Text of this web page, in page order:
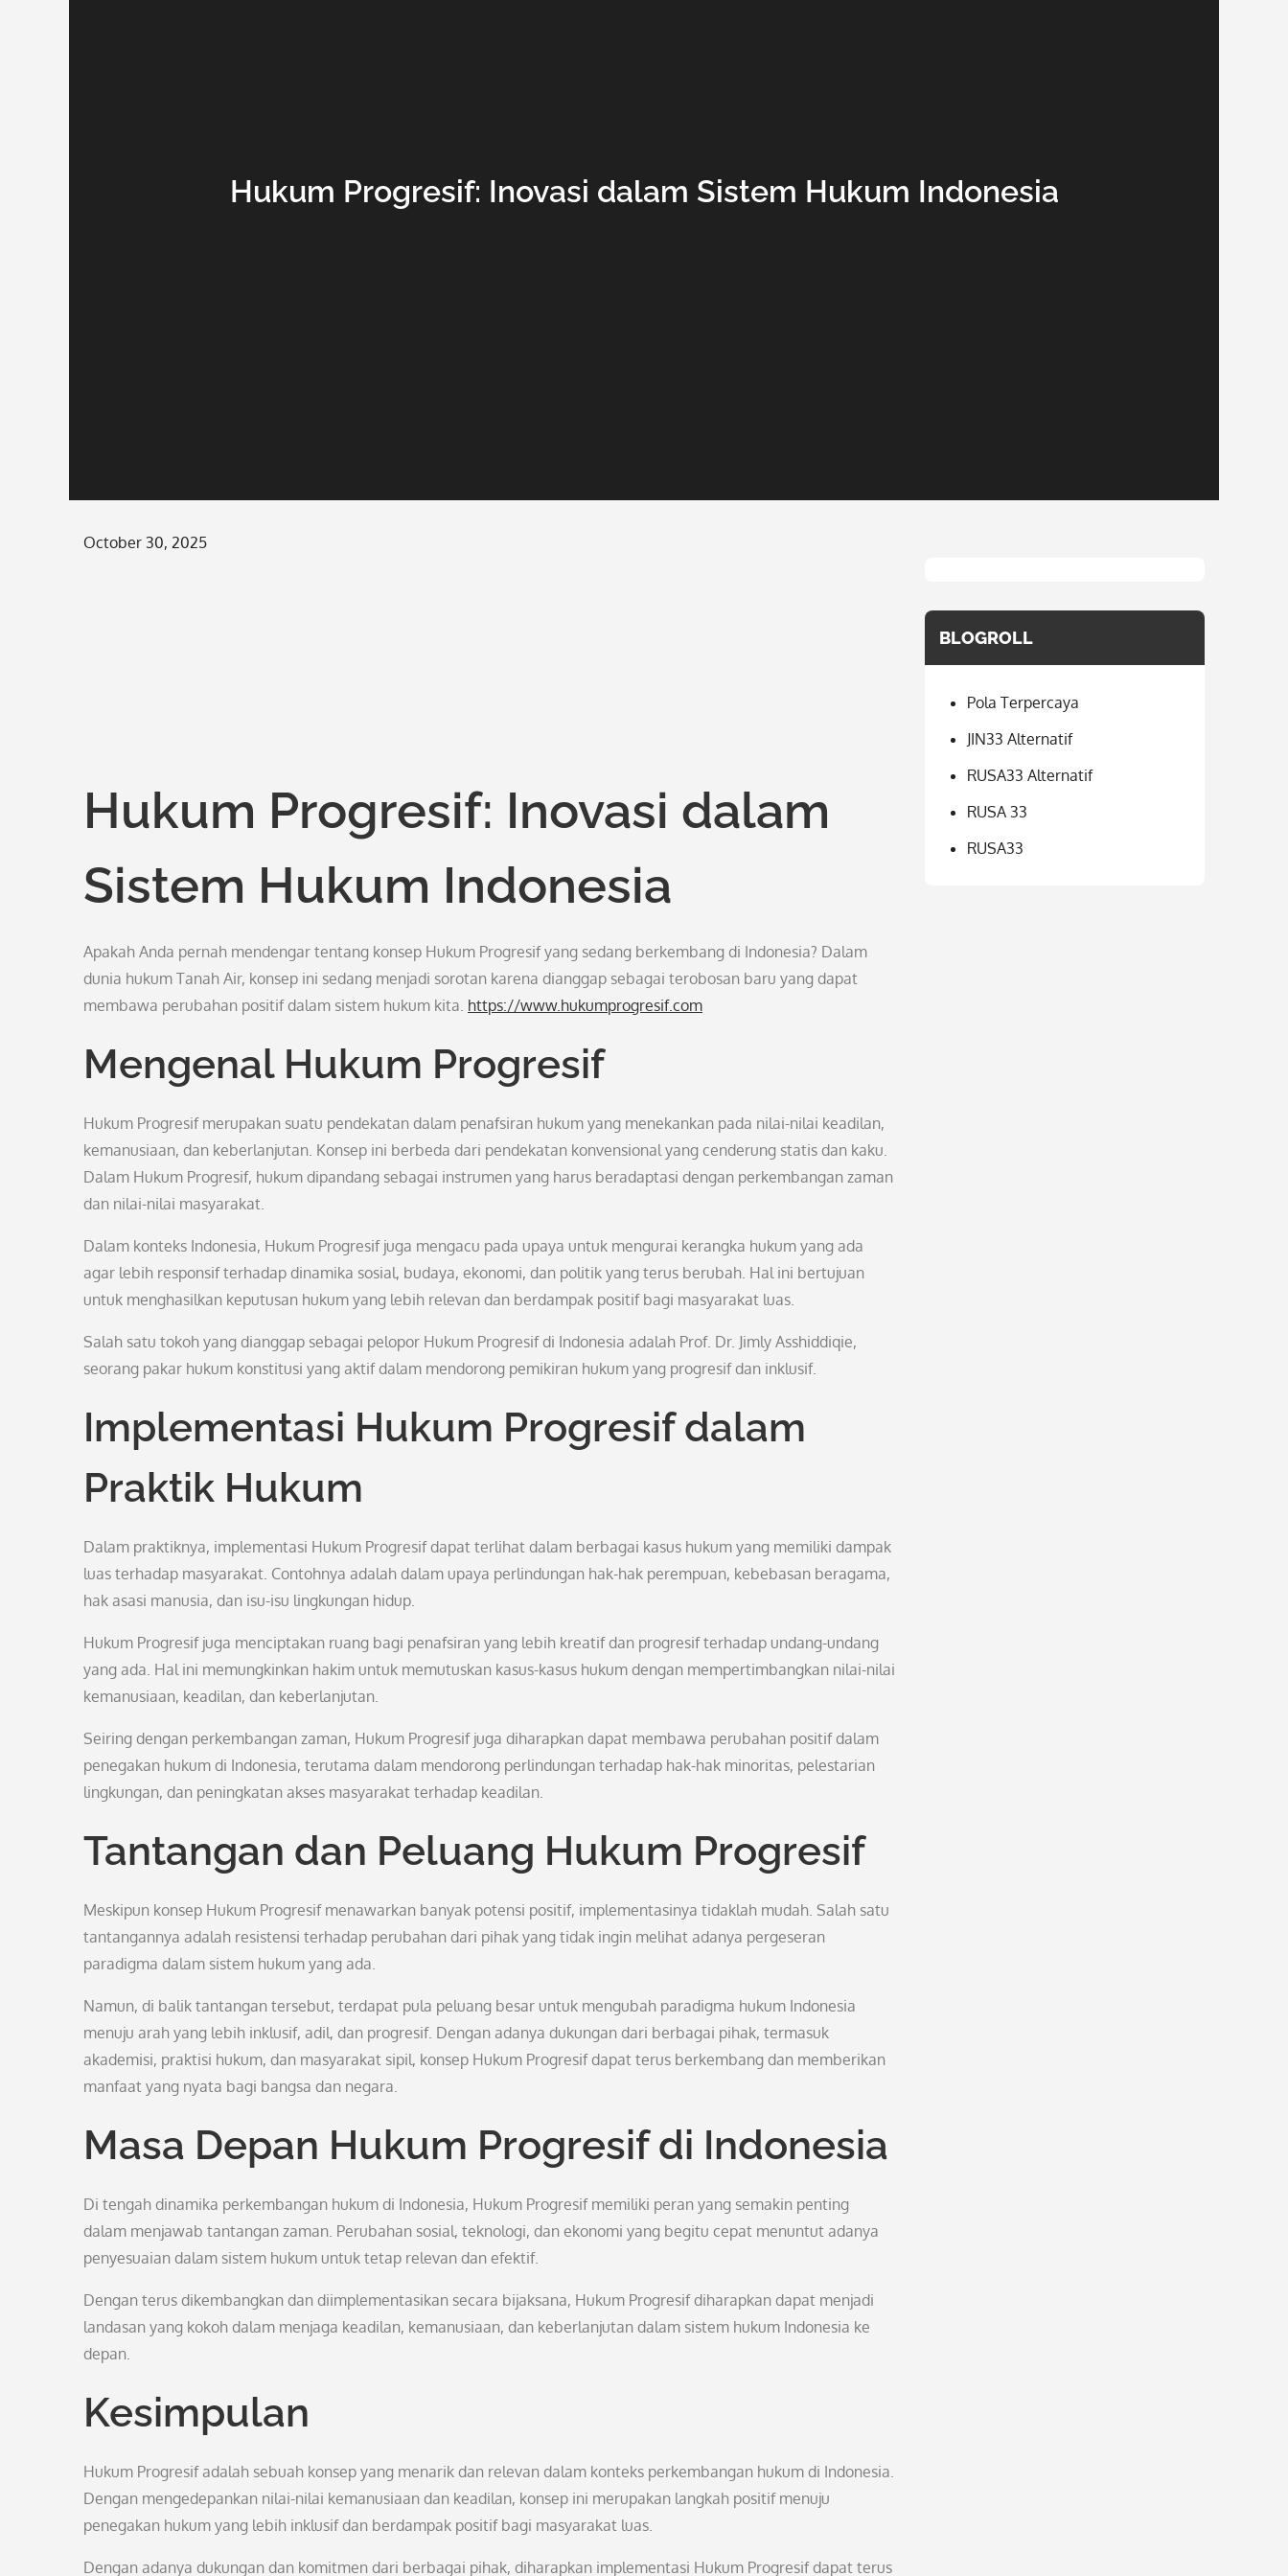
Hukum Progresif: Inovasi dalam Sistem Hukum Indonesia
Posted
October 30, 2025
Hukum Progresif: Inovasi dalam
Sistem Hukum Indonesia
Apakah Anda pernah mendengar tentang konsep Hukum Progresif yang sedang berkembang di Indonesia? Dalam
dunia hukum Tanah Air, konsep ini sedang menjadi sorotan karena dianggap sebagai terobosan baru yang dapat
membawa perubahan positif dalam sistem hukum kita. https://www.hukumprogresif.com
Mengenal Hukum Progresif
Hukum Progresif merupakan suatu pendekatan dalam penafsiran hukum yang menekankan pada nilai-nilai keadilan,
kemanusiaan, dan keberlanjutan. Konsep ini berbeda dari pendekatan konvensional yang cenderung statis dan kaku.
Dalam Hukum Progresif, hukum dipandang sebagai instrumen yang harus beradaptasi dengan perkembangan zaman
dan nilai-nilai masyarakat.
Dalam konteks Indonesia, Hukum Progresif juga mengacu pada upaya untuk mengurai kerangka hukum yang ada
agar lebih responsif terhadap dinamika sosial, budaya, ekonomi, dan politik yang terus berubah. Hal ini bertujuan
untuk menghasilkan keputusan hukum yang lebih relevan dan berdampak positif bagi masyarakat luas.
Salah satu tokoh yang dianggap sebagai pelopor Hukum Progresif di Indonesia adalah Prof. Dr. Jimly Asshiddiqie,
seorang pakar hukum konstitusi yang aktif dalam mendorong pemikiran hukum yang progresif dan inklusif.
Implementasi Hukum Progresif dalam
Praktik Hukum
Dalam praktiknya, implementasi Hukum Progresif dapat terlihat dalam berbagai kasus hukum yang memiliki dampak
luas terhadap masyarakat. Contohnya adalah dalam upaya perlindungan hak-hak perempuan, kebebasan beragama,
hak asasi manusia, dan isu-isu lingkungan hidup.
Hukum Progresif juga menciptakan ruang bagi penafsiran yang lebih kreatif dan progresif terhadap undang-undang
yang ada. Hal ini memungkinkan hakim untuk memutuskan kasus-kasus hukum dengan mempertimbangkan nilai-nilai
kemanusiaan, keadilan, dan keberlanjutan.
Seiring dengan perkembangan zaman, Hukum Progresif juga diharapkan dapat membawa perubahan positif dalam
penegakan hukum di Indonesia, terutama dalam mendorong perlindungan terhadap hak-hak minoritas, pelestarian
lingkungan, dan peningkatan akses masyarakat terhadap keadilan.
Tantangan dan Peluang Hukum Progresif
Meskipun konsep Hukum Progresif menawarkan banyak potensi positif, implementasinya tidaklah mudah. Salah satu
tantangannya adalah resistensi terhadap perubahan dari pihak yang tidak ingin melihat adanya pergeseran
paradigma dalam sistem hukum yang ada.
Namun, di balik tantangan tersebut, terdapat pula peluang besar untuk mengubah paradigma hukum Indonesia
menuju arah yang lebih inklusif, adil, dan progresif. Dengan adanya dukungan dari berbagai pihak, termasuk
akademisi, praktisi hukum, dan masyarakat sipil, konsep Hukum Progresif dapat terus berkembang dan memberikan
manfaat yang nyata bagi bangsa dan negara.
Masa Depan Hukum Progresif di Indonesia
Di tengah dinamika perkembangan hukum di Indonesia, Hukum Progresif memiliki peran yang semakin penting
dalam menjawab tantangan zaman. Perubahan sosial, teknologi, dan ekonomi yang begitu cepat menuntut adanya
penyesuaian dalam sistem hukum untuk tetap relevan dan efektif.
Dengan terus dikembangkan dan diimplementasikan secara bijaksana, Hukum Progresif diharapkan dapat menjadi
landasan yang kokoh dalam menjaga keadilan, kemanusiaan, dan keberlanjutan dalam sistem hukum Indonesia ke
depan.
Kesimpulan
Hukum Progresif adalah sebuah konsep yang menarik dan relevan dalam konteks perkembangan hukum di Indonesia.
Dengan mengedepankan nilai-nilai kemanusiaan dan keadilan, konsep ini merupakan langkah positif menuju
penegakan hukum yang lebih inklusif dan berdampak positif bagi masyarakat luas.
Dengan adanya dukungan dan komitmen dari berbagai pihak, diharapkan implementasi Hukum Progresif dapat terus
BLOGROLL
Pola Terpercaya
JIN33 Alternatif
RUSA33 Alternatif
RUSA 33
RUSA33